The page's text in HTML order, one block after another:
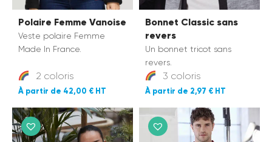
Polaire Femme Vanoise
Veste polaire Femme
Made In France.
2 coloris
42,00 €
Bonnet Classic sans
revers
Un bonnet tricot sans
revers.
3 coloris
2,97 €